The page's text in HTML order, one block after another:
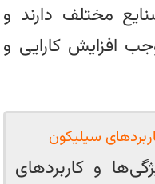
مختلف دارند و
افزایش کارایی و
سیلیکون
و کاربردهای